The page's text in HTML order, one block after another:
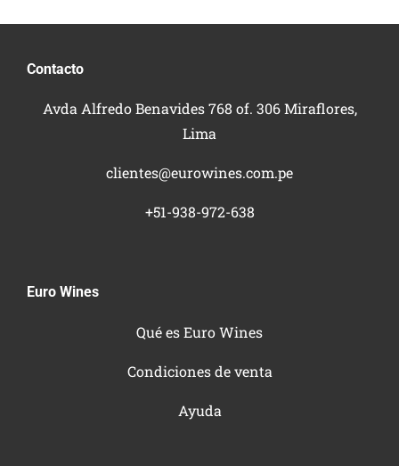
Contacto
Avda Alfredo Benavides 768 of. 306 Miraflores,
Lima
clientes@eurowines.com.pe
+51-938-972-638
Euro Wines
Qué es Euro Wines
Condiciones de venta
Ayuda